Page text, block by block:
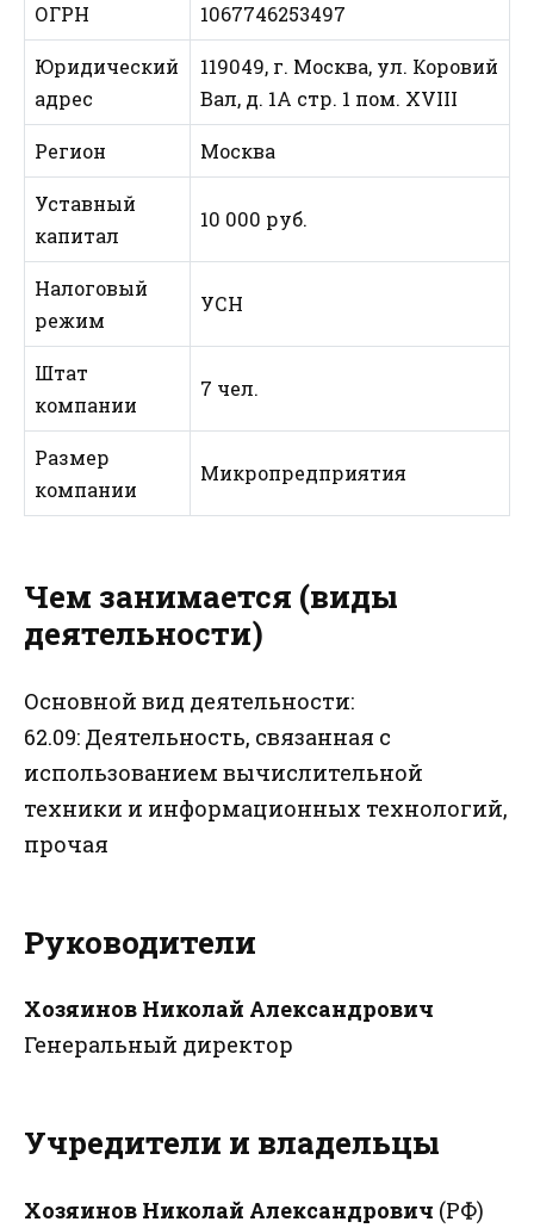
ОГРН 1067746253497
Юридический
адрес
119049, г. Москва, ул. Коровий
Вал, д. 1А стр. 1 пом. XVIII
Регион Москва
Уставный
капитал
10 000 руб.
Налоговый
режим
УСН
Штат
компании
7 чел.
Размер
компании
Микропредприятия
Чем занимается (виды
деятельности)
Основной вид деятельности:
62.09: Деятельность, связанная с
использованием вычислительной
техники и информационных технологий,
прочая
Руководители
Хозяинов Николай Александрович
Генеральный директор
Учредители и владельцы
Хозяинов Николай Александрович (РФ)